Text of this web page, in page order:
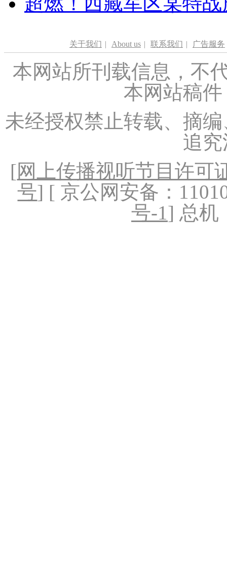
关于我们 | About us | 联系我们 | 广告服务
本网站所刊载信息，不
本网站稿
未经授权禁止转载、摘
追
[网上传播视听节目许可
号] [ 京公网安备：
号-1] 总机